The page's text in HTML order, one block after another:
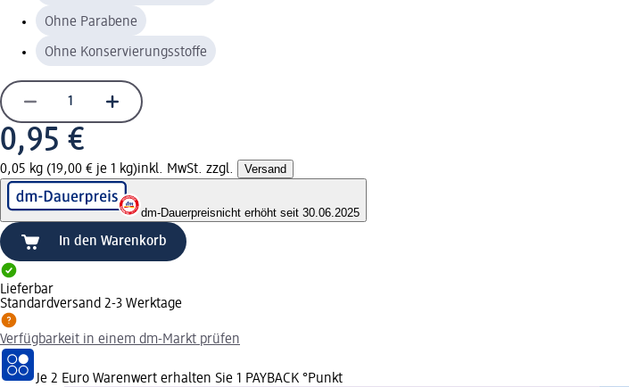
Ohne Parabene
Ohne Konservierungsstoffe
0,95 €
0,05 kg (19,00 € je 1 kg)inkl. MwSt. zzgl. Versand
dm-Dauerpreisnicht erhöht seit 30.06.2025
In den Warenkorb
Lieferbar
Standardversand 2-3 Werktage
Verfügbarkeit in einem dm-Markt prüfen
Je 2 Euro Warenwert erhalten Sie 1 PAYBACK °Punkt